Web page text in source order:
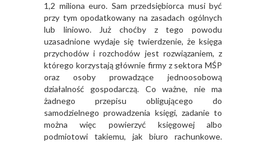
1,2 miliona euro. Sam przedsiębiorca musi być
przy tym opodatkowany na zasadach ogólnych
lub liniowo. Już choćby z tego powodu
uzasadnione wydaje się twierdzenie, że księga
przychodów i rozchodów jest rozwiązaniem, z
którego korzystają głównie firmy z sektora MŚP
oraz osoby prowadzące jednoosobową
działalność gospodarczą. Co ważne, nie ma
żadnego przepisu obligującego do
samodzielnego prowadzenia księgi, zadanie to
można więc powierzyć księgowej albo
podmiotowi takiemu, jak biuro rachunkowe.